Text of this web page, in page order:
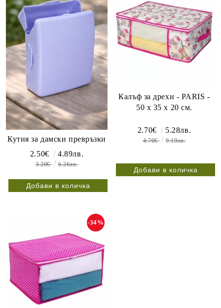
Кутия за дамски превръзки
2.50€ 4.89лв.
3.20€ 6.26лв.
Калъф за дрехи - PARIS -
50 x 35 x 20 см.
2.70€ 5.28лв.
4.70€ 9.19лв.
-34%